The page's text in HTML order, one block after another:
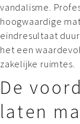
vandalisme.
hoogwaardige
eindresultaat
het een
zakelijke ruimtes.
De
laten